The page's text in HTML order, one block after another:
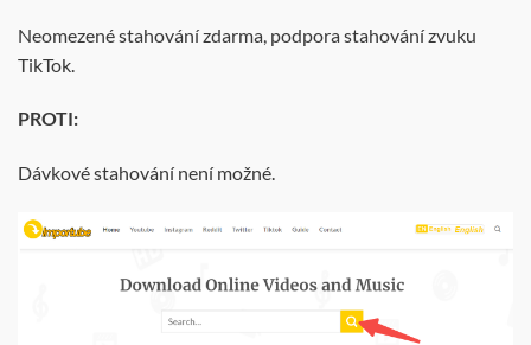
Neomezené stahování zdarma, podpora stahování zvuku
TikTok.
PROTI:
Dávkové stahování není možné.